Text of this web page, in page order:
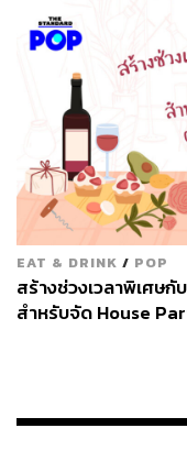
ยืนคุยที่มุมห้องได้ตล
ส่วนผสม
น้ำเชื่อมคาราเ
น้ำโทนิกสมุนไพ
EAT & DRINK / POP
สร้างช่วงเวลาพิเศษ
สำหรับจัด House